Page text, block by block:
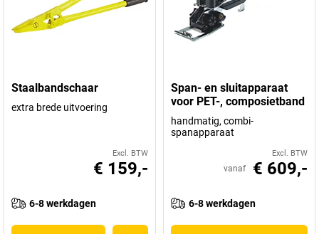
Staalbandschaar
extra brede uitvoering
Excl. BTW
€ 159,-
6-8 werkdagen
Span- en sluitapparaat
voor PET-, composietband
handmatig, combi-
spanapparaat
Excl. BTW
vanaf € 609,-
6-8 werkdagen